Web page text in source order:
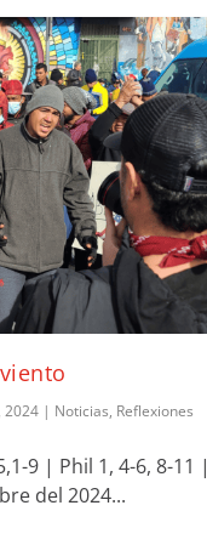
2024 | Noticias, Reflexiones
9 | Phil 1, 4-6, 8-11 |
del 2024...